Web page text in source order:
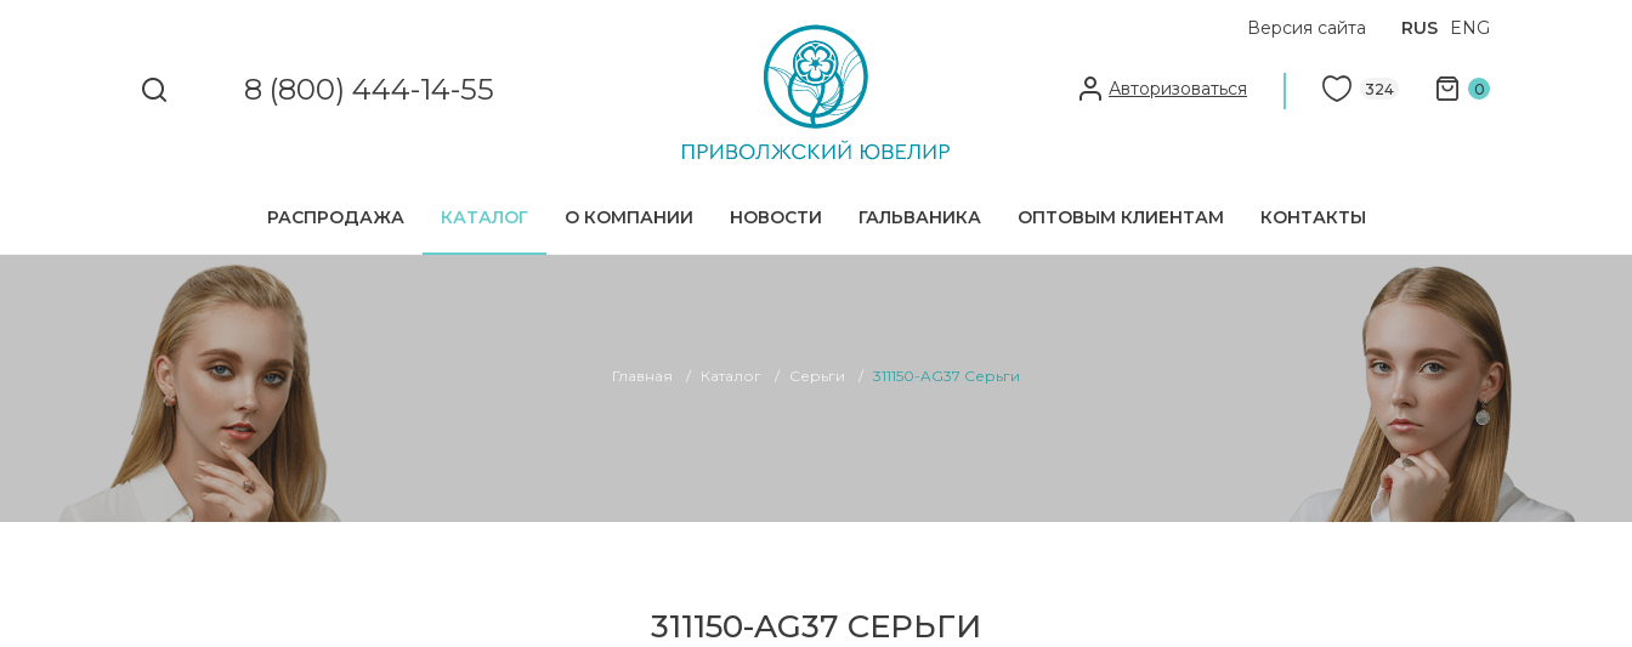
8 (800) 444-14-55
Версия сайта RUS ENG
Авторизоваться 324 0
РАСПРОДАЖА КАТАЛОГ О КОМПАНИИ НОВОСТИ ГАЛЬВАНИКА ОПТОВЫМ КЛИЕНТАМ КОНТАКТЫ
Главная Каталог Серьги 311150-AG37 Серьги
311150-AG37 СЕРЬГИ